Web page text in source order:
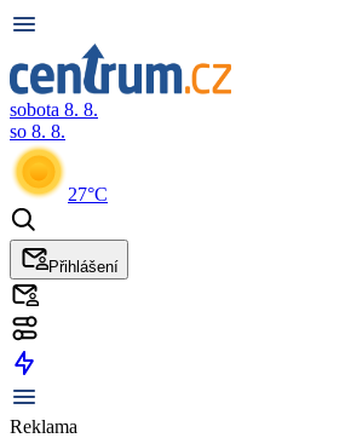
sobota 8. 8.
so 8. 8.
27°C
Přihlášení
Reklama